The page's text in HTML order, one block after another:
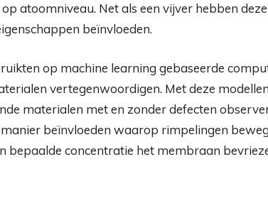
atoomniveau. Net als een vijver hebben
beïnvloeden.
op machine learning gebaseerde
vertegenwoordigen. Met deze
materialen met en zonder defecten
beïnvloeden waarop rimpelingen
bepaalde concentratie het membraan